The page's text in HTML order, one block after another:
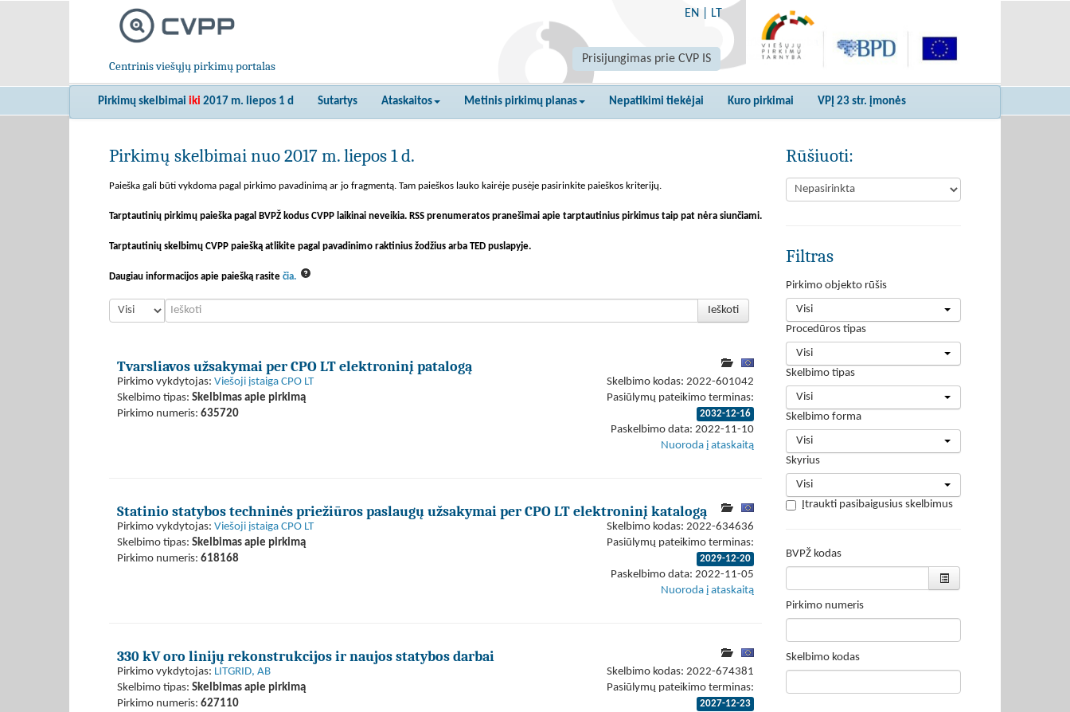
Centrinis viešųjų pirkimų portalas
EN LT
Prisijungimas prie CVP IS
Pirkimų skelbimai iki 2017 m. liepos 1 d Sutartys Ataskaitos Metinis pirkimų planas Nepatikimi tiekėjai Kuro pirkimai VPĮ 23 str. įmonės
Pirkimų skelbimai nuo 2017 m. liepos 1 d.
Paieška gali būti vykdoma pagal pirkimo pavadinimą ar jo fragmentą. Tam paieškos lauko kairėje pusėje pasirinkite paieškos kriterijų.
Tarptautinių pirkimų paieška pagal BVPŽ kodus CVPP laikinai neveikia. RSS prenumeratos pranešimai apie tarptautinius pirkimus taip pat nėra siunčiami.
Tarptautinių skelbimų CVPP paiešką atlikite pagal pavadinimo raktinius žodžius arba TED puslapyje.
Daugiau informacijos apie paiešką rasite čia.
Ieškoti
Tvarsliavos užsakymai per CPO LT elektroninį patalogą
Pirkimo vykdytojas: Viešoji įstaiga CPO LT
Skelbimo tipas: Skelbimas apie pirkimą
Pirkimo numeris: 635720
Skelbimo kodas: 2022-601042
Pasiūlymų pateikimo terminas:
2032-12-16
Paskelbimo data: 2022-11-10
Nuoroda į ataskaitą
Statinio statybos techninės priežiūros paslaugų užsakymai per CPO LT elektroninį katalogą
Pirkimo vykdytojas: Viešoji įstaiga CPO LT
Skelbimo tipas: Skelbimas apie pirkimą
Pirkimo numeris: 618168
Skelbimo kodas: 2022-634636
Pasiūlymų pateikimo terminas:
2029-12-20
Paskelbimo data: 2022-11-05
Nuoroda į ataskaitą
330 kV oro linijų rekonstrukcijos ir naujos statybos darbai
Pirkimo vykdytojas: LITGRID, AB
Skelbimo tipas: Skelbimas apie pirkimą
Pirkimo numeris: 627110
Skelbimo kodas: 2022-674381
Pasiūlymų pateikimo terminas:
2027-12-23
Rūšiuoti:
Filtras
Pirkimo objekto rūšis
Visi
Procedūros tipas
Visi
Skelbimo tipas
Visi
Skelbimo forma
Visi
Skyrius
Visi
Įtraukti pasibaigusius skelbimus
BVPŽ kodas
Pirkimo numeris
Skelbimo kodas